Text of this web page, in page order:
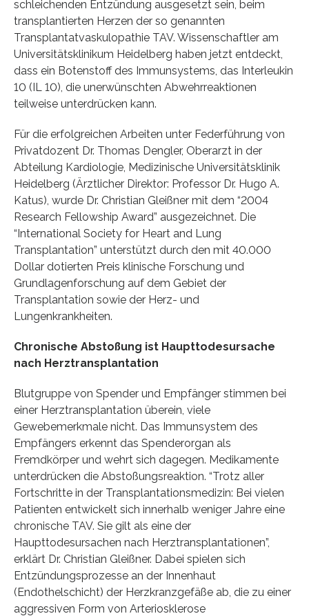
schleichenden Entzündung ausgesetzt sein, beim
transplantierten Herzen der so genannten
Transplantatvaskulopathie TAV. Wissenschaftler am
Universitätsklinikum Heidelberg haben jetzt entdeckt,
dass ein Botenstoff des Immunsystems, das Interleukin
10 (IL 10), die unerwünschten Abwehrreaktionen
teilweise unterdrücken kann.
Für die erfolgreichen Arbeiten unter Federführung von
Privatdozent Dr. Thomas Dengler, Oberarzt in der
Abteilung Kardiologie, Medizinische Universitätsklinik
Heidelberg (Ärztlicher Direktor: Professor Dr. Hugo A.
Katus), wurde Dr. Christian Gleißner mit dem “2004
Research Fellowship Award” ausgezeichnet. Die
“International Society for Heart and Lung
Transplantation” unterstützt durch den mit 40.000
Dollar dotierten Preis klinische Forschung und
Grundlagenforschung auf dem Gebiet der
Transplantation sowie der Herz- und
Lungenkrankheiten.
Chronische Abstoßung ist Haupttodesursache
nach Herztransplantation
Blutgruppe von Spender und Empfänger stimmen bei
einer Herztransplantation überein, viele
Gewebemerkmale nicht. Das Immunsystem des
Empfängers erkennt das Spenderorgan als
Fremdkörper und wehrt sich dagegen. Medikamente
unterdrücken die Abstoßungsreaktion. “Trotz aller
Fortschritte in der Transplantationsmedizin: Bei vielen
Patienten entwickelt sich innerhalb weniger Jahre eine
chronische TAV. Sie gilt als eine der
Haupttodesursachen nach Herztransplantationen”,
erklärt Dr. Christian Gleißner. Dabei spielen sich
Entzündungsprozesse an der Innenhaut
(Endothelschicht) der Herzkranzgefäße ab, die zu einer
aggressiven Form von Arteriosklerose